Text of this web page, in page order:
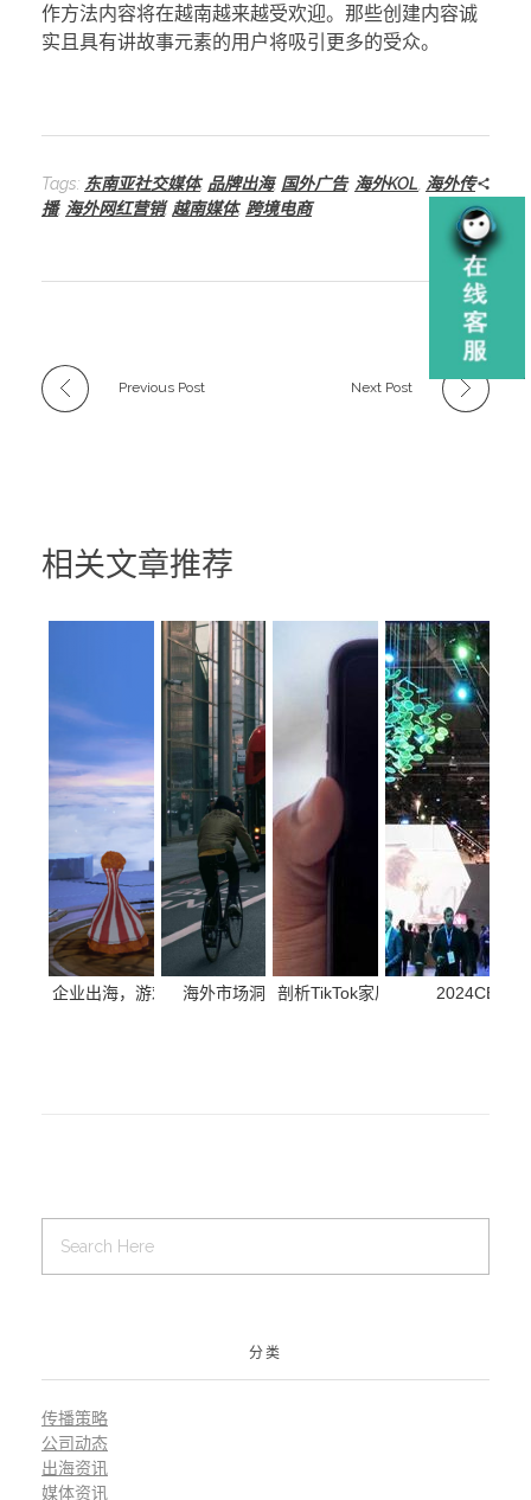
作方法内容将在越南越来越受欢迎。那些创建内容诚
实且具有讲故事元素的用户将吸引更多的受众。
Tags: 东南亚社交媒体, 品牌出海, 国外广告, 海外KOL 海外传
播, 海外网红营销, 越南媒体, 跨境电商
Previous Post Next Post
相关文章推荐
企业出海，游戏搭档广告在泰国很受欢迎的原因
海外市场洞察 | 疫情后的欧洲跨境市场概况
剖析TikTok家居生活产品爆单短视
2024CES落
分类
传播策略
公司动态
出海资讯
媒体资讯